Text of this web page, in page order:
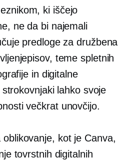
ki iščejo
ne da bi najemali
predloge za družbena
teme spletnih
in digitalne
lahko svoje
večkrat unovčijo.
kot je Canva,
tovrstnih digitalnih